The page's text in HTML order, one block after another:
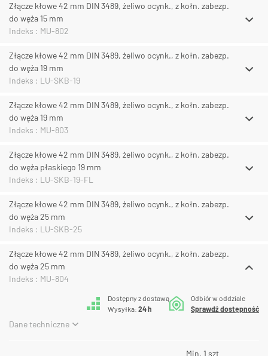
Złącze kłowe 42 mm DIN 3489, żeliwo ocynk., z kołn. zabezp.
do węża 15 mm
Indeks : MU-802
Złącze kłowe 42 mm DIN 3489, żeliwo ocynk., z kołn. zabezp.
do węża 19 mm
Indeks : LU-SKB-19
Złącze kłowe 42 mm DIN 3489, żeliwo ocynk., z kołn. zabezp.
do węża 19 mm
Indeks : MU-803
Złącze kłowe 42 mm DIN 3489, żeliwo ocynk., z kołn. zabezp.
do węża płaskiego 19 mm
Indeks : LU-SKB-19-FL
Złącze kłowe 42 mm DIN 3489, żeliwo ocynk., z kołn. zabezp.
do węża 25 mm
Indeks : LU-SKB-25
Złącze kłowe 42 mm DIN 3489, żeliwo ocynk., z kołn. zabezp.
do węża 25 mm
Indeks : MU-804
Dostępny z dostawą
Wysyłka: 24 h
Odbiór w oddziale
Sprawdź dostępność
Dane techniczne
Min. 1 szt